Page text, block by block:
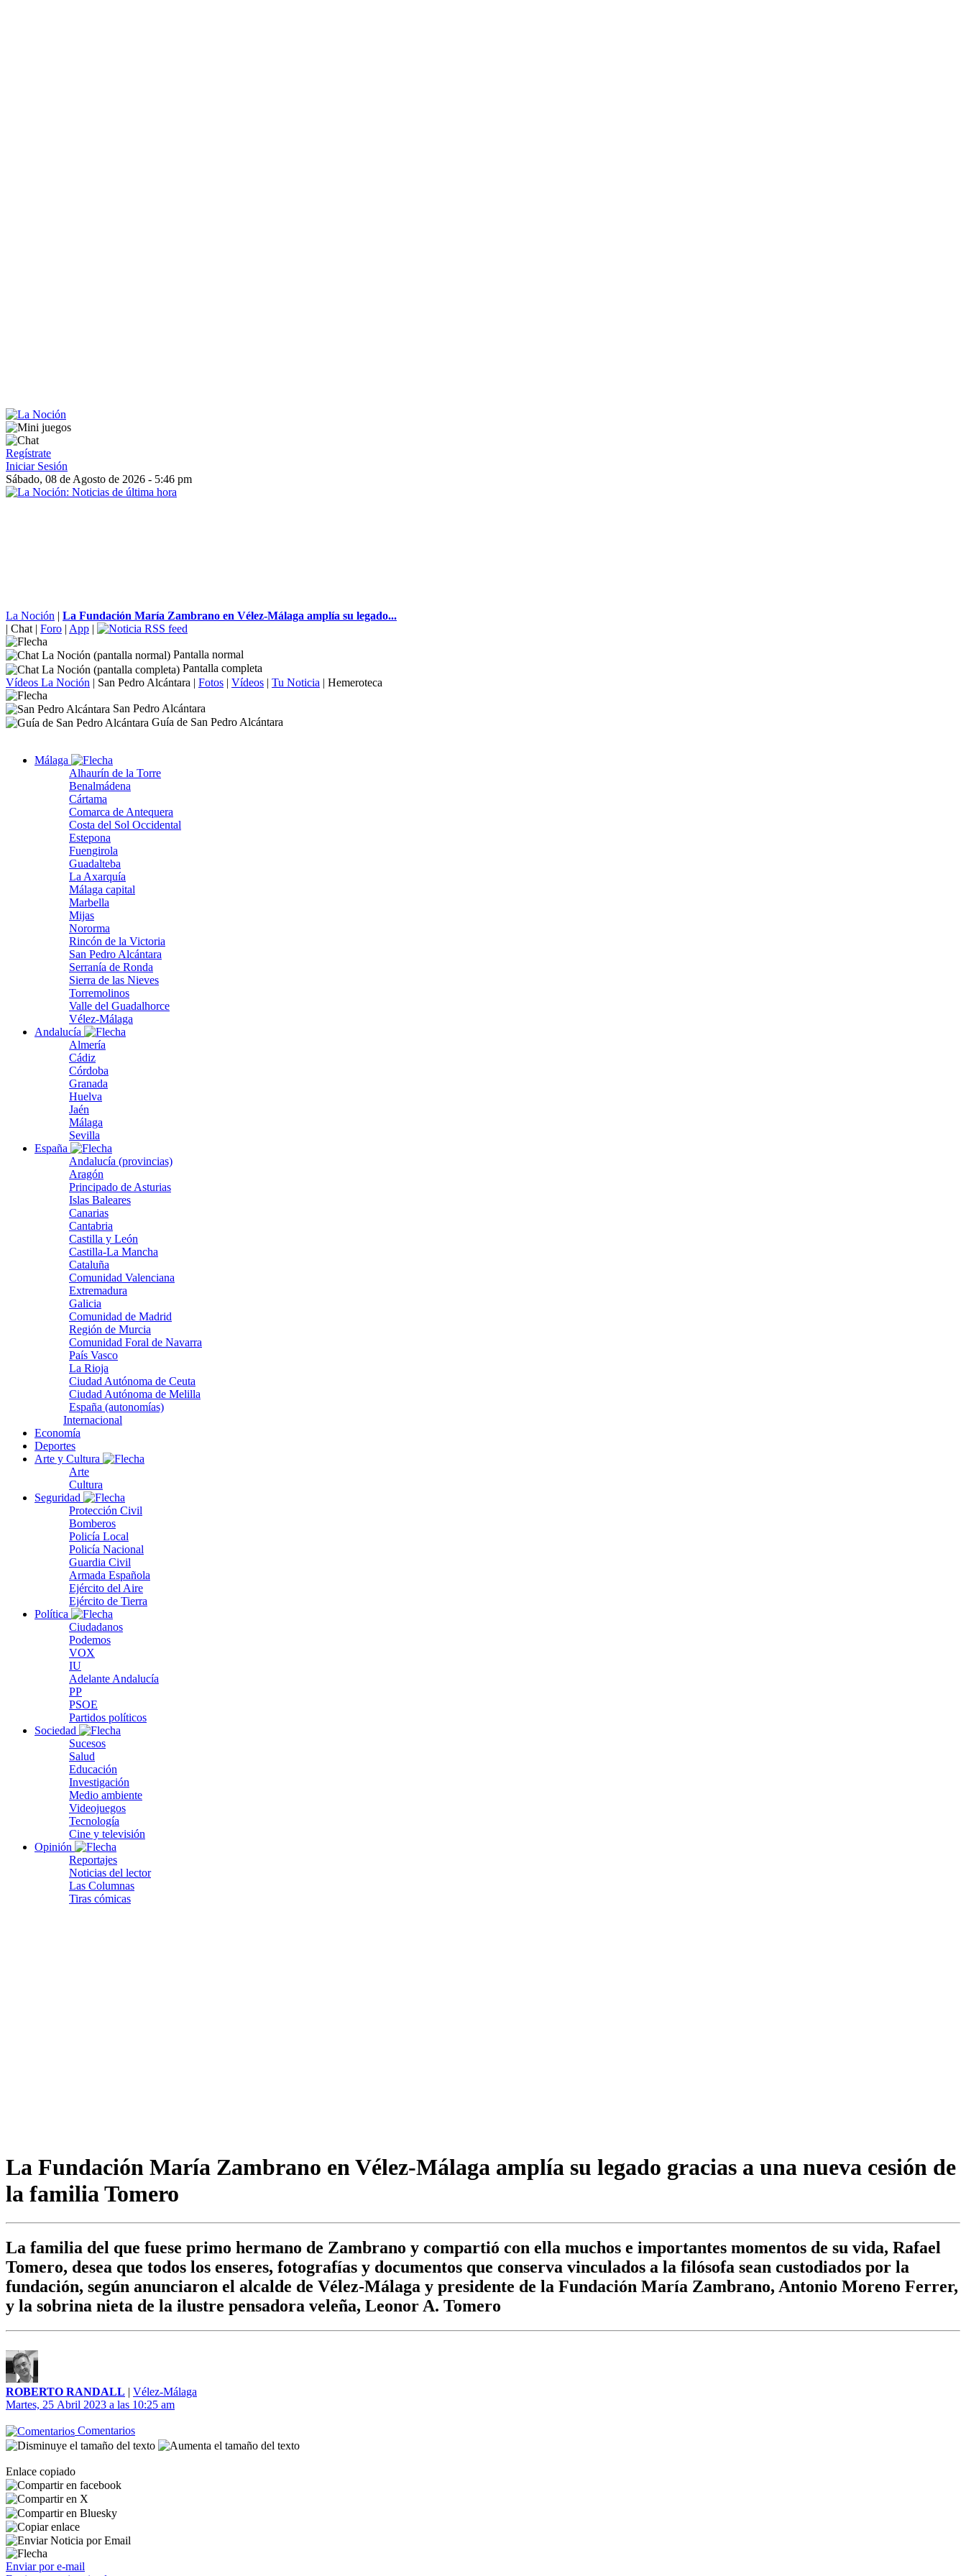
Regístrate
Iniciar Sesión
Sábado, 08 de Agosto de 2026 - 5:46 pm
La Noción | La Fundación María Zambrano en Vélez-Málaga amplía su legado...
| Chat | Foro | App |
Pantalla normal
Pantalla completa
Vídeos La Noción | San Pedro Alcántara | Fotos | Vídeos | Tu Noticia | Hemeroteca
San Pedro Alcántara
Guía de San Pedro Alcántara
Málaga
Alhaurín de la Torre
Benalmádena
Cártama
Comarca de Antequera
Costa del Sol Occidental
Estepona
Fuengirola
Guadalteba
La Axarquía
Málaga capital
Marbella
Mijas
Nororma
Rincón de la Victoria
San Pedro Alcántara
Serranía de Ronda
Sierra de las Nieves
Torremolinos
Valle del Guadalhorce
Vélez-Málaga
Andalucía
Almería
Cádiz
Córdoba
Granada
Huelva
Jaén
Málaga
Sevilla
España
Andalucía (provincias)
Aragón
Principado de Asturias
Islas Baleares
Canarias
Cantabria
Castilla y León
Castilla-La Mancha
Cataluña
Comunidad Valenciana
Extremadura
Galicia
Comunidad de Madrid
Región de Murcia
Comunidad Foral de Navarra
País Vasco
La Rioja
Ciudad Autónoma de Ceuta
Ciudad Autónoma de Melilla
España (autonomías)
Internacional
Economía
Deportes
Arte y Cultura
Arte
Cultura
Seguridad
Protección Civil
Bomberos
Policía Local
Policía Nacional
Guardia Civil
Armada Española
Ejército del Aire
Ejército de Tierra
Política
Ciudadanos
Podemos
VOX
IU
Adelante Andalucía
PP
PSOE
Partidos políticos
Sociedad
Sucesos
Salud
Educación
Investigación
Medio ambiente
Videojuegos
Tecnología
Cine y televisión
Opinión
Reportajes
Noticias del lector
Las Columnas
Tiras cómicas
La Fundación María Zambrano en Vélez-Málaga amplía su legado gracias a una nueva cesión de
la familia Tomero
La familia del que fuese primo hermano de Zambrano y compartió con ella muchos e importantes momentos de su vida, Rafael
Tomero, desea que todos los enseres, fotografías y documentos que conserva vinculados a la filósofa sean custodiados por la
fundación, según anunciaron el alcalde de Vélez-Málaga y presidente de la Fundación María Zambrano, Antonio Moreno Ferrer,
y la sobrina nieta de la ilustre pensadora veleña, Leonor A. Tomero
ROBERTO RANDALL | Vélez-Málaga
Martes, 25 Abril 2023 a las 10:25 am
Comentarios
Enlace copiado
Enviar por e-mail